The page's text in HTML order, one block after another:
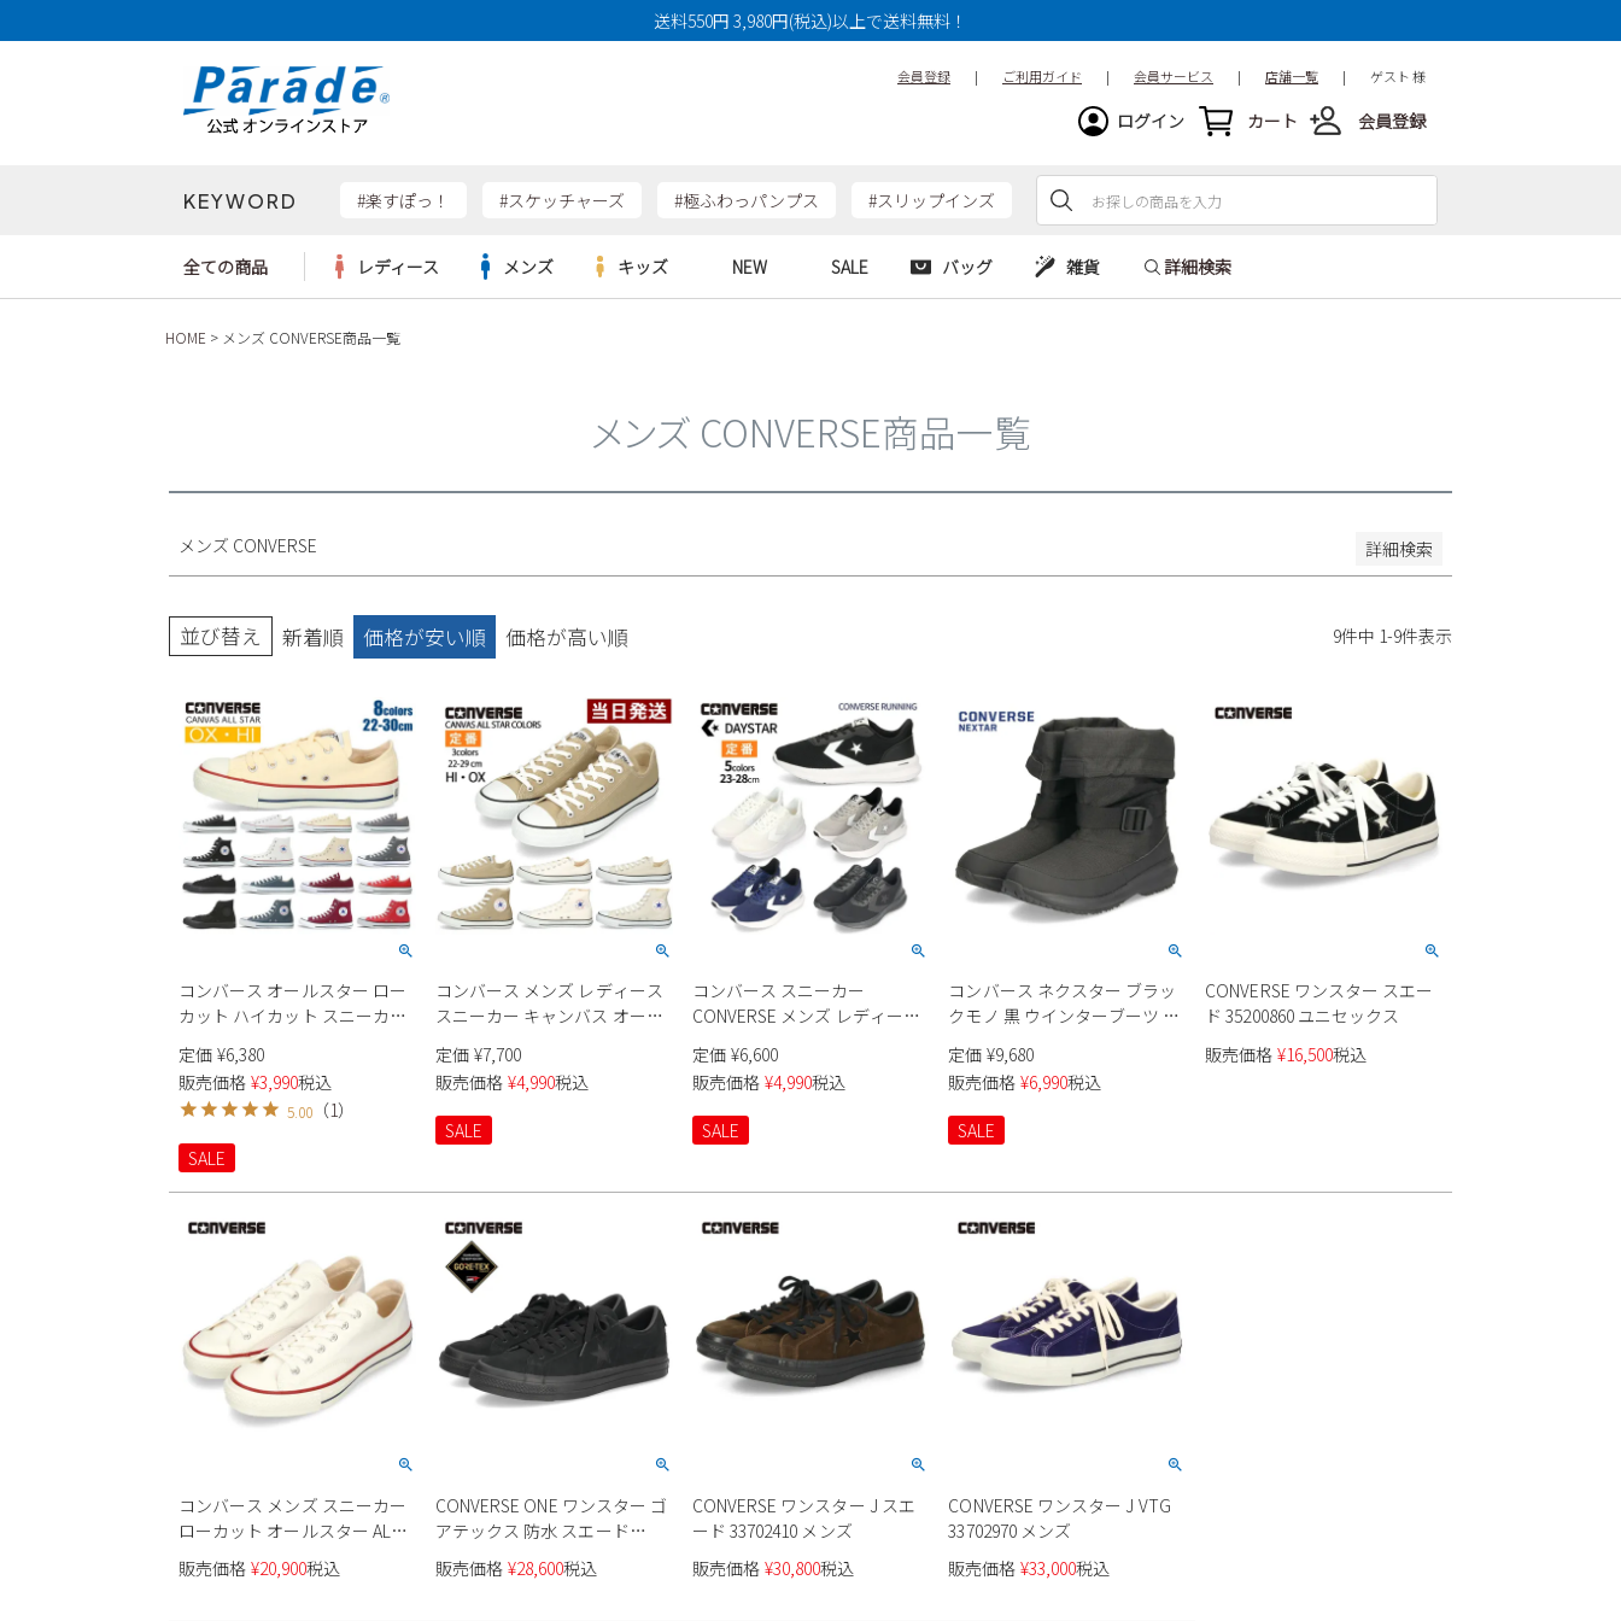
送料550円 3,980円(税込)以上で送料無料！
会員登録 | ご利用ガイド | 会員サービス | 店舗一覧 | ゲスト 様
ログイン カート 会員登録
KEYWORD #楽すぽっ！ #スケッチャーズ #極ふわっパンプス #スリップインズ
検索
全ての商品 レディース
スニーカー
ローファー
ウェア
moz
new balance
メンズ
ビジネス・ドレスシューズ
ローファー
ワークシューズ
ブーツ
ウェア
GAP
EDWIN
キッズ
スクール
フォーマル
ブーツ
NEW SALE バッグ
ビジネスバッグ
ショルダーバッグ
雑貨 詳細検索
HOME メンズ CONVERSE商品一覧
メンズ CONVERSE商品一覧
メンズ CONVERSE 詳細検索
14cm 14.5cm
20.5cm 21cm 21.5cm 22cm
22.5cm
24.5cm 25cm
25.5cm
27cm 27.5cm 28cm
28.5cm
29cm
29.5cm 30cm 31cm 32cm
特徴
検索
並び替え 新着順 価格が安い順 価格が高い順 9件中 1-9件表示
コンバース オールスター ロー
カット ハイカット スニーカー
レディース メンズ CONVERSE
OX HI キャンバス CANVAS ALL
STAR 靴 定番 国内正規品 JPN
印有り ブラック ホワイト ネイ
ビー レッド
定価 ¥6,380
販売価格 ¥3,990税込
5.00 （1）
SALE
コンバース メンズ レディース
スニーカー キャンバス オール
スター カラーズ OX HI
CONVERSE 定番 ホワイト ベー
ジュ ライトグレイ
定価 ¥7,700
販売価格 ¥4,990税込
SALE
コンバース スニーカー
CONVERSE メンズ レディース
デイスター DAYSTAR 靴 定番 ロ
ーカット デイリー カジュアル
ランニング
定価 ¥6,600
販売価格 ¥4,990税込
SALE
コンバース ネクスター ブラッ
クモノ 黒 ウインターブーツ ロ
ング ショート 2WAY メンズ レ
ディース 防水 防滑 防寒 1570
RT HI スニーカー CONVERSE
38001501
定価 ¥9,680
販売価格 ¥6,990税込
SALE
CONVERSE ワンスター スエー
ド 35200860 ユニセックス
販売価格 ¥16,500税込
コンバース メンズ スニーカー
ローカット オールスター ALL
STAR J VTG 57 OX 31313470
CONVERSE ホワイト 紐靴 国内
販売価格 ¥20,900税込
CONVERSE ONE ワンスター ゴ
アテックス 防水 スエード
35200820 メンズ
販売価格 ¥28,600税込
CONVERSE ワンスター J スエ
ード 33702410 メンズ
販売価格 ¥30,800税込
CONVERSE ワンスター J VTG
33702970 メンズ
販売価格 ¥33,000税込